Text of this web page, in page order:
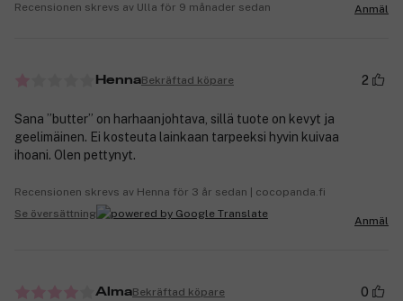
Recensionen skrevs av Ulla för 9 månader sedan Anmäl
HennaBekräftad köpare 2
Sana ”butter” on harhaanjohtava, sillä tuote on kevyt ja
geelimäinen. Ei kosteuta lainkaan tarpeeksi hyvin kuivaa
ihoani. Olen pettynyt.
Recensionen skrevs av Henna för 3 år sedan | cocopanda.fi
Se översättning
Anmäl
AlmaBekräftad köpare 0